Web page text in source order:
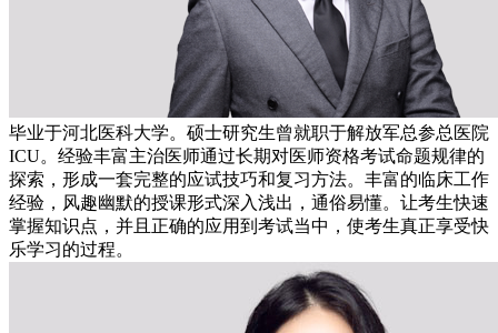
毕业于河北医科大学。硕士研究生曾就职于解放军总参总医院
ICU。经验丰富主治医师通过长期对医师资格考试命题规律的
探索，形成一套完整的应试技巧和复习方法。丰富的临床工作
经验，风趣幽默的授课形式深入浅出，通俗易懂。让考生快速
掌握知识点，并且正确的应用到考试当中，使考生真正享受快
乐学习的过程。